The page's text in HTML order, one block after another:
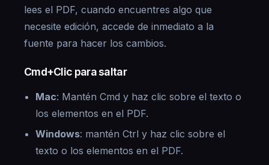
lees el PDF, cuando encuentres algo que
necesite edición, accede de inmediato a la
fuente para hacer los cambios.
Cmd+Clic para saltar
Mac: Mantén Cmd y haz clic sobre el texto o
los elementos en el PDF.
Windows: mantén Ctrl y haz clic sobre el
texto o los elementos en el PDF.